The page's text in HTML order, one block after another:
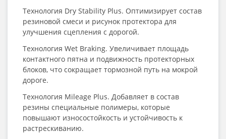
Технология Dry Stability Plus. Оптимизирует состав
резиновой смеси и рисунок протектора для
улучшения сцепления с дорогой.
Технология Wet Braking. Увеличивает площадь
контактного пятна и подвижность протекторных
блоков, что сокращает тормозной путь на мокрой
дороге.
Технология Mileage Plus. Добавляет в состав
резины специальные полимеры, которые
повышают износостойкость и устойчивость к
растрескиванию.